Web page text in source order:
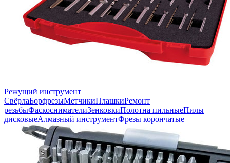
Режущий инструмент
СвёрлаБорфрезыМетчикиПлашкиРемонт
резьбыФаскоснимателиЗенковкиПолотна пильныеПилы
дисковыеАлмазный инструментФрезы корончатые